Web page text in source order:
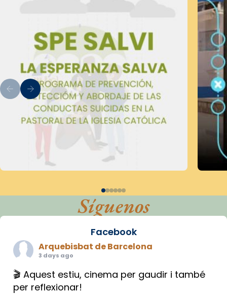
Síguenos
Facebook
Arquebisbat de Barcelona
3 days ago
🎬 Aquest estiu, cinema per gaudir i també
per reflexionar!